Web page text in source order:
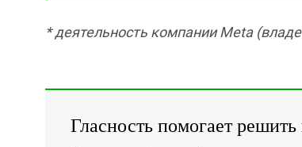
* деятельность компании Meta
Гласность помогает